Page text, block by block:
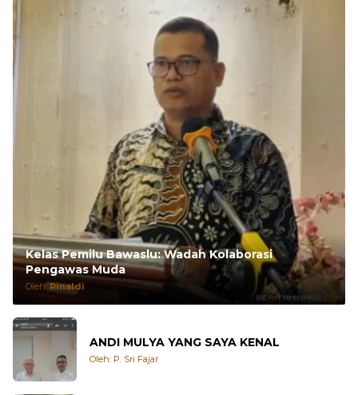
Kelas Pemilu Bawaslu: Wadah Kolaborasi
Pengawas Muda
Oleh: Rinaldi
ANDI MULYA YANG SAYA KENAL
Oleh: P. Sri Fajar